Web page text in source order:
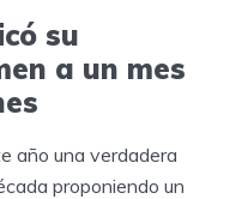
su
a un mes
año una verdadera
proponiendo un